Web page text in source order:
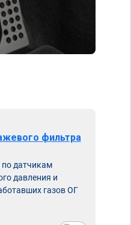
фильтра
по датчикам
давления и
газов ОГ